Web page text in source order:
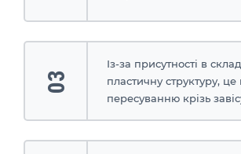
03
Із-за присутності в
пластичну структуру,
пересуванню крізь